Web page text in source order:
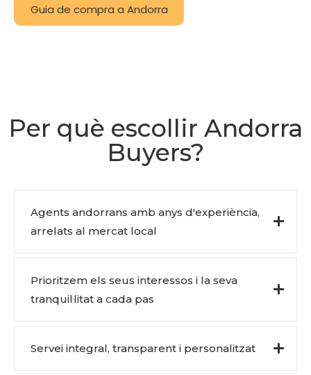
Guia de compra a Andorra
Per què escollir Andorra
Buyers?
Agents andorrans amb anys d'experiència,
arrelats al mercat local
Prioritzem els seus interessos i la seva
tranquil·litat a cada pas
Servei integral, transparent i personalitzat